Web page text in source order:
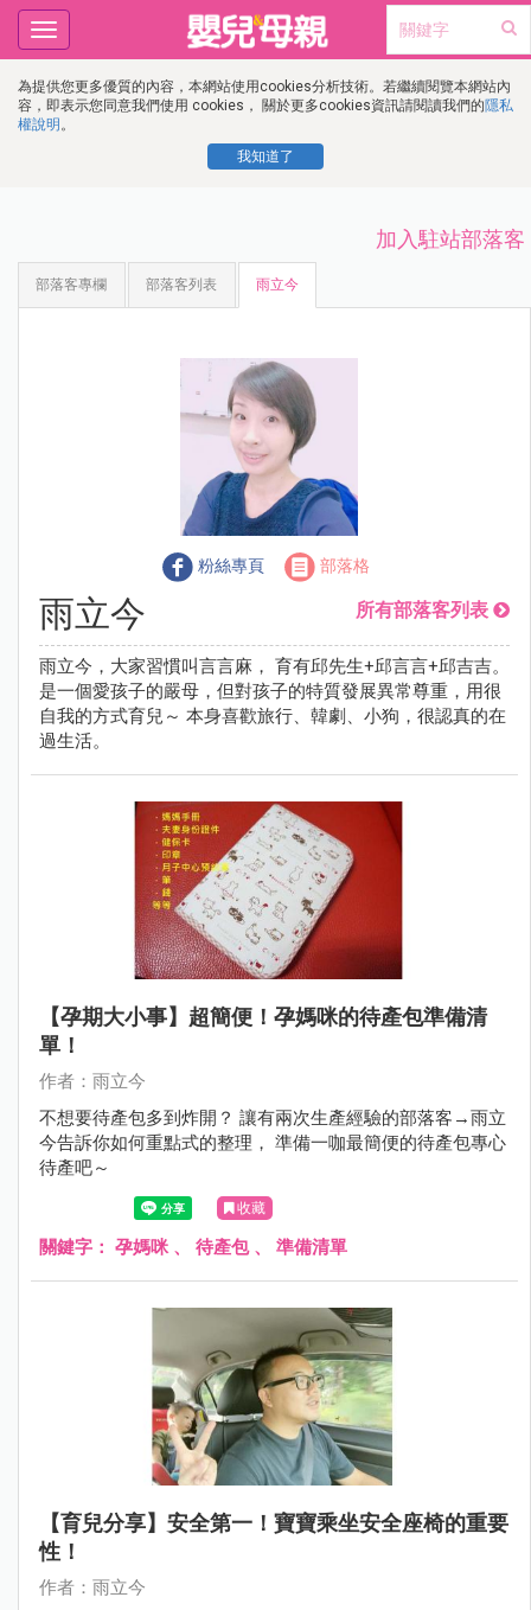
為提供您更多優質的內容，本網站使用cookies分析技術。若繼續閱覽本網站內
容，即表示您同意我們使用 cookies， 關於更多cookies資訊請閱讀我們的隱私
權說明 。
我知道了
Toggle
navigation
加入駐站部落客
部落客專欄 部落客列表 雨立今
粉絲專頁 部落格
雨立今 所有部落客列表
雨立今，大家習慣叫言言麻， 育有邱先生+邱言言+邱吉吉。
是一個愛孩子的嚴母，但對孩子的特質發展異常尊重，用很
自我的方式育兒～ 本身喜歡旅行、韓劇、小狗，很認真的在
過生活。
【孕期大小事】超簡便！孕媽咪的待產包準備清
單！
作者：雨立今
不想要待產包多到炸開？ 讓有兩次生產經驗的部落客→雨立
今告訴你如何重點式的整理， 準備一咖最簡便的待產包專心
待產吧～
收藏
關鍵字： 孕媽咪 、 待產包、 準備清單
【育兒分享】安全第一！寶寶乘坐安全座椅的重要
性！
作者：雨立今